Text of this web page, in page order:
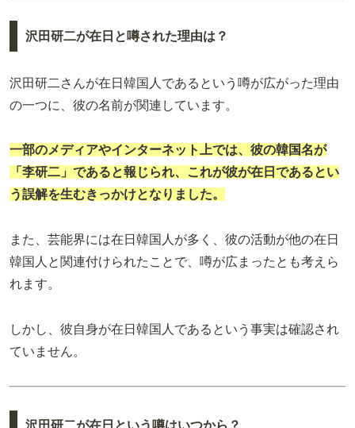
沢田研二が在日と噂された理由は？
沢田研二さんが在日韓国人であるという噂が広がった理由
の一つに、彼の名前が関連しています。
一部のメディアやインターネット上では、彼の韓国名が
「李研二」であると報じられ、これが彼が在日であるとい
う誤解を生むきっかけとなりました。
また、芸能界には在日韓国人が多く、彼の活動が他の在日
韓国人と関連付けられたことで、噂が広まったとも考えら
れます。
しかし、彼自身が在日韓国人であるという事実は確認され
ていません。
沢田研二が在日という噂はいつから？